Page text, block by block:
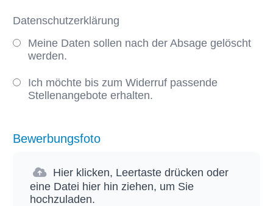
Datenschutzerklärung
Meine Daten sollen nach der Absage gelöscht
werden.
Ich möchte bis zum Widerruf passende
Stellenangebote erhalten.
Bewerbungsfoto
Hier klicken, Leertaste drücken oder
eine Datei hier hin ziehen, um Sie
hochzuladen.